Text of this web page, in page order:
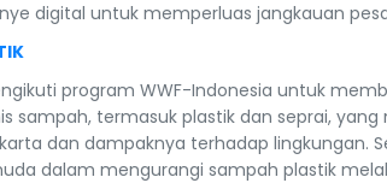
digital untuk memperluas jangkauan
program WWF-Indonesia untuk
sampah, termasuk plastik dan seprai,
dan dampaknya terhadap lingkungan.
dalam mengurangi sampah plastik